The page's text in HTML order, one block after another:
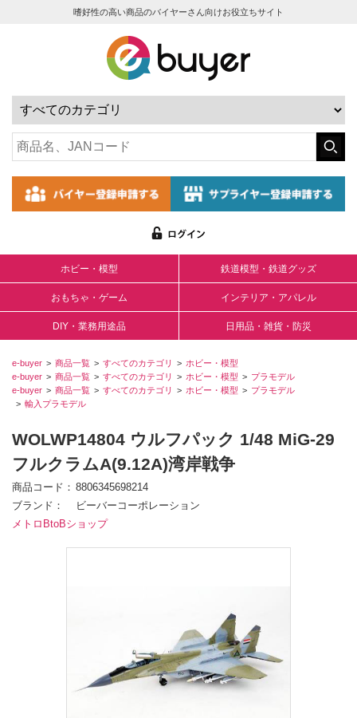
嗜好性の高い商品のバイヤーさん向けお役立ちサイト
ホビー・模型 鉄道模型・鉄道グッズ
おもちゃ・ゲーム インテリア・アパレル
DIY・業務用途品 日用品・雑貨・防災
e-buyer 商品一覧 すべてのカテゴリ
ホビー・模型
e-buyer
商品一覧 すべてのカテゴリ ホビー・模型
プラモデル
e-buyer
商品一覧 すべてのカテゴリ ホビー・模型
プラモデル
輸入プラモデル
WOLWP14804 ウルフパック 1/48 MiG-29
フルクラムA(9.12A)湾岸戦争
商品コード
8806345698214
ブランド
ビーバーコーポレーション
メトロBtoBショップ